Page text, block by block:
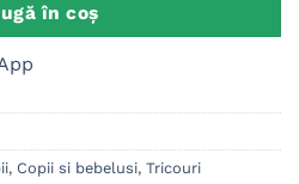
în coș
, Copii si bebelusi, Tricouri